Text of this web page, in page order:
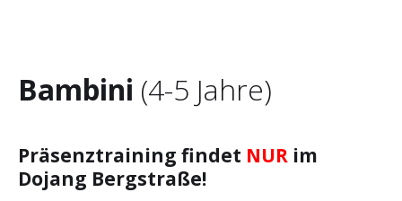
Bambini (4-5 Jahre)
Präsenztraining findet NUR im
Dojang Bergstraße!